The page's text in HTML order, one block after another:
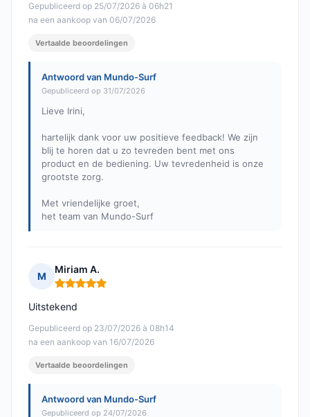
Gepubliceerd op 25/07/2026 à 06h21
na een aankoop van 06/07/2026
Vertaalde beoordelingen
Antwoord van Mundo-Surf
Gepubliceerd op 31/07/2026
Lieve Irini,
hartelijk dank voor uw positieve feedback! We zijn
blij te horen dat u zo tevreden bent met ons
product en de bediening. Uw tevredenheid is onze
grootste zorg.
Met vriendelijke groet,
het team van Mundo-Surf
M
Miriam A.
Opmerking: 5 van 5
Gepubliceerd op 23/07/2026 à 08h14
na een aankoop van 16/07/2026
Uitstekend
Vertaalde beoordelingen
Antwoord van Mundo-Surf
Gepubliceerd op 24/07/2026